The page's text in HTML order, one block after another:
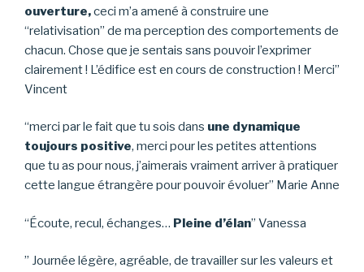
ouverture,ceci m’a amené à construire une
“relativisation” de ma perception des comportements de
chacun. Chose que je sentais sans pouvoir l’exprimer
clairement ! L’édifice est en cours de construction ! Merci”
Vincent
“merci par le fait que tu sois dans une dynamique
toujours positive, merci pour les petites attentions
que tu as pour nous, j’aimerais vraiment arriver à pratiquer
cette langue étrangère pour pouvoir évoluer” Marie Anne
“Écoute, recul, échanges… Pleine d’élan” Vanessa
” Journée légère, agréable, de travailler sur les valeurs et